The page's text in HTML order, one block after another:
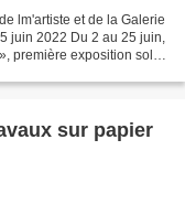
lm'artiste et de la Galerie
juin 2022 Du 2 au 25 juin,
première exposition solo
sur papier